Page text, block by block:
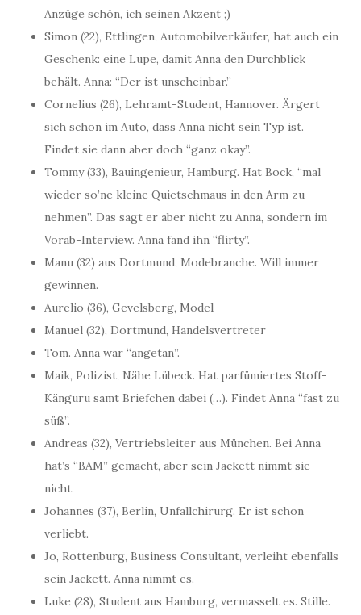
Anzüge schön, ich seinen Akzent ;)
Simon (22), Ettlingen, Automobilverkäufer, hat auch ein
Geschenk: eine Lupe, damit Anna den Durchblick
behält. Anna: “Der ist unscheinbar.”
Cornelius (26), Lehramt-Student, Hannover. Ärgert
sich schon im Auto, dass Anna nicht sein Typ ist.
Findet sie dann aber doch “ganz okay”.
Tommy (33), Bauingenieur, Hamburg. Hat Bock, “mal
wieder so’ne kleine Quietschmaus in den Arm zu
nehmen”. Das sagt er aber nicht zu Anna, sondern im
Vorab-Interview. Anna fand ihn “flirty”.
Manu (32) aus Dortmund, Modebranche. Will immer
gewinnen.
Aurelio (36), Gevelsberg, Model
Manuel (32), Dortmund, Handelsvertreter
Tom. Anna war “angetan”.
Maik, Polizist, Nähe Lübeck. Hat parfümiertes Stoff-
Känguru samt Briefchen dabei (…). Findet Anna “fast zu
süß”.
Andreas (32), Vertriebsleiter aus München. Bei Anna
hat’s “BAM” gemacht, aber sein Jackett nimmt sie
nicht.
Johannes (37), Berlin, Unfallchirurg. Er ist schon
verliebt.
Jo, Rottenburg, Business Consultant, verleiht ebenfalls
sein Jackett. Anna nimmt es.
Luke (28), Student aus Hamburg, vermasselt es. Stille.